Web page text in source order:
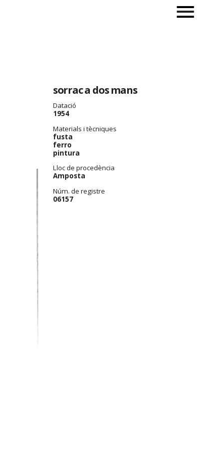
sorrac a dos mans
Datació
1954
Materials i tècniques
fusta
ferro
pintura
Lloc de procedència
Amposta
Núm. de registre
06157